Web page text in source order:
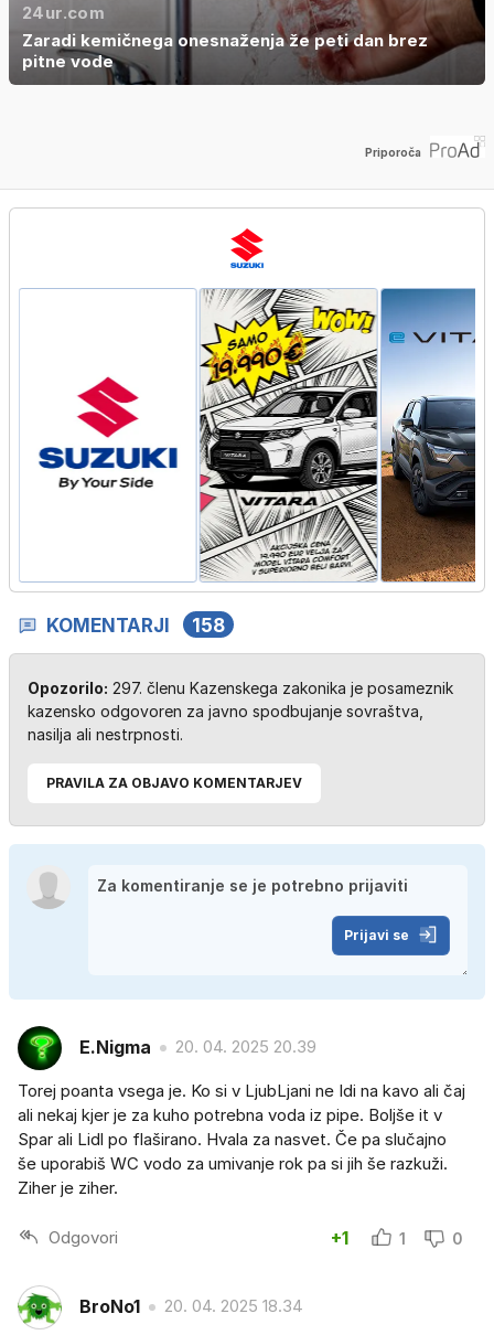
24ur.com
Zaradi kemičnega onesnaženja že peti dan brez
pitne vode
Priporoča
KOMENTARJI 158
Opozorilo: 297. členu Kazenskega zakonika je posameznik
kazensko odgovoren za javno spodbujanje sovraštva,
nasilja ali nestrpnosti.
PRAVILA ZA OBJAVO KOMENTARJEV
Prijavi se
E.Nigma 20. 04. 2025 20.39
Torej poanta vsega je. Ko si v LjubLjani ne Idi na kavo ali čaj
ali nekaj kjer je za kuho potrebna voda iz pipe. Boljše it v
Spar ali Lidl po flaširano. Hvala za nasvet. Če pa slučajno
še uporabiš WC vodo za umivanje rok pa si jih še razkuži.
Ziher je ziher.
Odgovori +1 1 0
BroNo1 20. 04. 2025 18.34